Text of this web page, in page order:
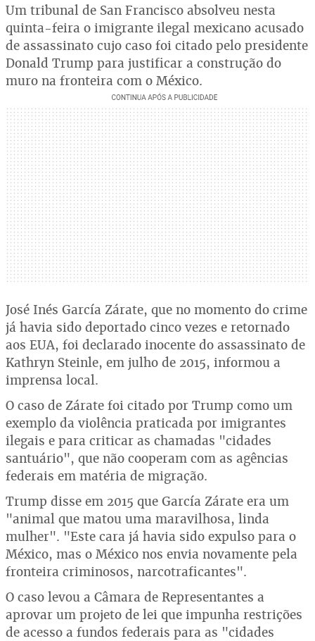
Um tribunal de San Francisco absolveu nesta
quinta-feira o imigrante ilegal mexicano acusado
de assassinato cujo caso foi citado pelo presidente
Donald Trump para justificar a construção do
muro na fronteira com o México.
José Inés García Zárate, que no momento do crime
já havia sido deportado cinco vezes e retornado
aos EUA, foi declarado inocente do assassinato de
Kathryn Steinle, em julho de 2015, informou a
imprensa local.
O caso de Zárate foi citado por Trump como um
exemplo da violência praticada por imigrantes
ilegais e para criticar as chamadas "cidades
santuário", que não cooperam com as agências
federais em matéria de migração.
Trump disse em 2015 que García Zárate era um
"animal que matou uma maravilhosa, linda
mulher". "Este cara já havia sido expulso para o
México, mas o México nos envia novamente pela
fronteira criminosos, narcotraficantes".
O caso levou a Câmara de Representantes a
aprovar um projeto de lei que impunha restrições
de acesso a fundos federais para as "cidades